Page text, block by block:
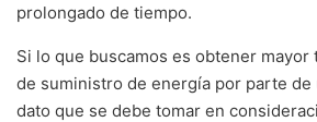
prolongado de tiempo.
Si lo que buscamos es obtener mayor
de suministro de energía por parte de
dato que se debe tomar en